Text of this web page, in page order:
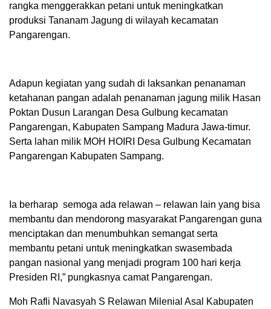
rangka menggerakkan petani untuk meningkatkan
produksi Tananam Jagung di wilayah kecamatan
Pangarengan.
Adapun kegiatan yang sudah di laksankan penanaman
ketahanan pangan adalah penanaman jagung milik Hasan
Poktan Dusun Larangan Desa Gulbung kecamatan
Pangarengan, Kabupaten Sampang Madura Jawa-timur.
Serta lahan milik MOH HOIRI Desa Gulbung Kecamatan
Pangarengan Kabupaten Sampang.
Ia berharap semoga ada relawan – relawan lain yang bisa
membantu dan mendorong masyarakat Pangarengan guna
menciptakan dan menumbuhkan semangat serta
membantu petani untuk meningkatkan swasembada
pangan nasional yang menjadi program 100 hari kerja
Presiden RI,” pungkasnya camat Pangarengan.
Moh Rafli Navasyah S Relawan Milenial Asal Kabupaten